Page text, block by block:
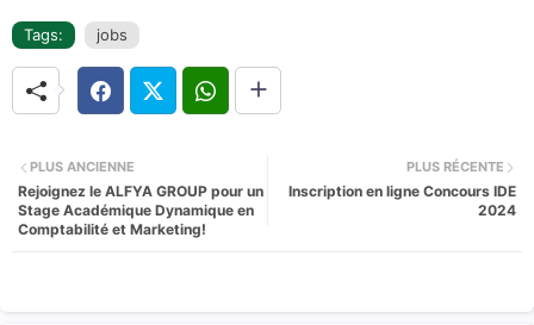
Tags: jobs
PLUS RÉCENTE
Inscription en ligne Concours IDE
2024
PLUS ANCIENNE
Rejoignez le ALFYA GROUP pour un
Stage Académique Dynamique en
Comptabilité et Marketing!